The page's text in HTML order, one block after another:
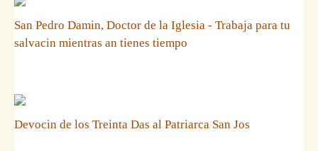
San Pedro Damin, Doctor de la Iglesia - Trabaja para tu
salvacin mientras an tienes tiempo
Devocin de los Treinta Das al Patriarca San Jos